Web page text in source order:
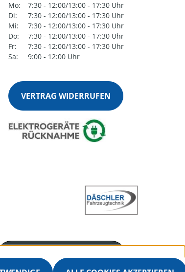
Mo:
7:30 - 12:00/13:00 - 17:30 Uhr
Di:
7:30 - 12:00/13:00 - 17:30 Uhr
Mi:
7:30 - 12:00/13:00 - 17:30 Uhr
Do:
7:30 - 12:00/13:00 - 17:30 Uhr
Fr:
7:30 - 12:00/13:00 - 17:30 Uhr
Sa:
9:00 - 12:00 Uhr
VERTRAG WIDERRUFEN
+4970251360915